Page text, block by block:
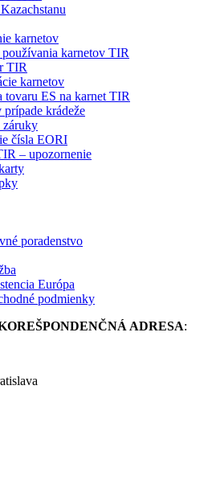
karnetov
karnetov TIR
TIR
karnetov
tovaru ES na karnet TIR
prípade krádeže
záruky
čísla EORI
– upozornenie
poradenstvo
Európa
podmienky
ADRESA: